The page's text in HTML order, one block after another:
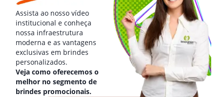
Assista ao nosso vídeo
institucional e conheça
nossa infraestrutura
moderna e as vantagens
exclusivas em brindes
personalizados.
Veja como oferecemos o
melhor no segmento de
brindes promocionais.